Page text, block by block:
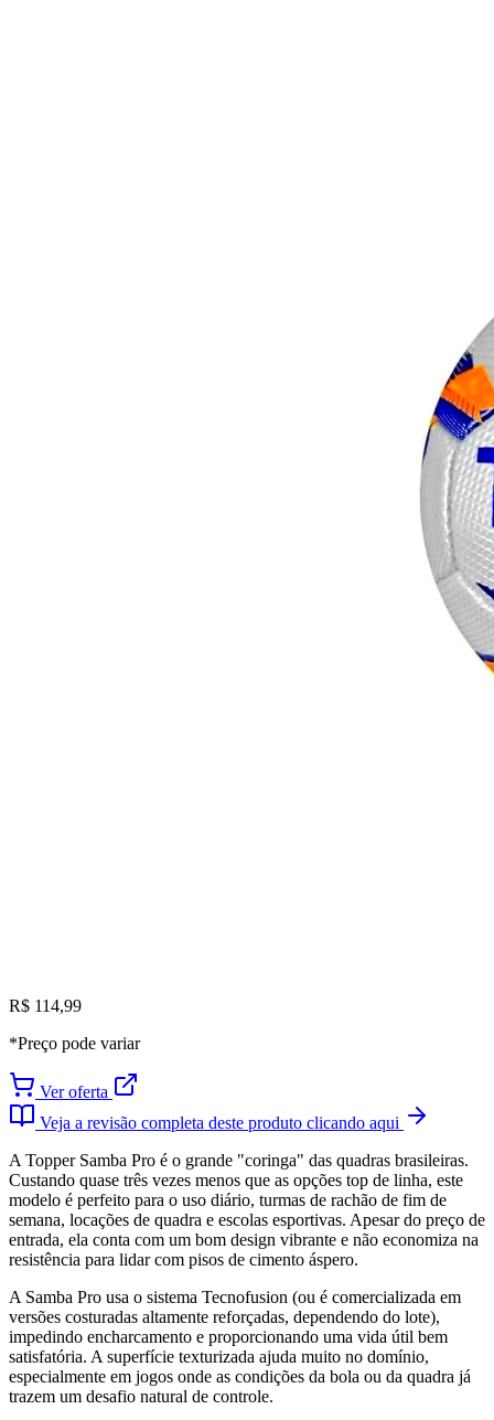
R$ 114,99
*Preço pode variar
Ver oferta
Veja a revisão completa deste produto clicando aqui
A Topper Samba Pro é o grande "coringa" das quadras brasileiras.
Custando quase três vezes menos que as opções top de linha, este
modelo é perfeito para o uso diário, turmas de rachão de fim de
semana, locações de quadra e escolas esportivas. Apesar do preço de
entrada, ela conta com um bom design vibrante e não economiza na
resistência para lidar com pisos de cimento áspero.
A Samba Pro usa o sistema Tecnofusion (ou é comercializada em
versões costuradas altamente reforçadas, dependendo do lote),
impedindo encharcamento e proporcionando uma vida útil bem
satisfatória. A superfície texturizada ajuda muito no domínio,
especialmente em jogos onde as condições da bola ou da quadra já
trazem um desafio natural de controle.